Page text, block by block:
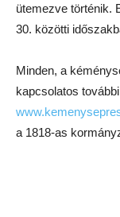
ütemezve történik.
30. közötti
Minden, a
kapcsolatos
a 1818-as